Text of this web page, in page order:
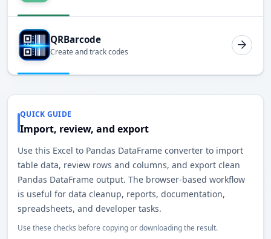
QRBarcode
Create and track codes
QUICK GUIDE
Import, review, and export
Use this Excel to Pandas DataFrame converter to import
table data, review rows and columns, and export clean
Pandas DataFrame output. The browser-based workflow
is useful for data cleanup, reports, documentation,
spreadsheets, and developer tasks.
Use these checks before copying or downloading the result.